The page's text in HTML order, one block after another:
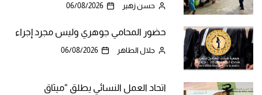
حسن زهير 06/08/2026
حضور المحامي جوهري وليس مجرد إجراء
جلال الطاهر 06/08/2026
اتحاد العمل النسائي يطلق “ميثاق